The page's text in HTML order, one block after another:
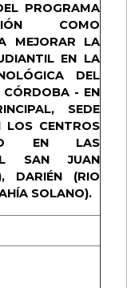
PROGRAMA
COMO
MEJORAR LA
EN LA
DEL
CÓRDOBA - EN
SEDE
LOS CENTROS
EN LAS
SAN JUAN
DARIÉN (RIO
SOLANO).